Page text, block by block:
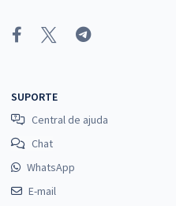
SUPORTE
Central de ajuda
Chat
WhatsApp
E-mail